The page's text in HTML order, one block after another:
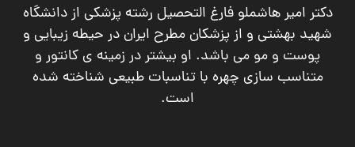
دکتر امیر هاشملو فارغ التحصیل رشته پزشکی از دانشگاه
شهید بهشتی و از پزشکان مطرح ایران در حیطه زیبایی و
پوست و مو می باشد. او بیشتر در زمینه ی کانتور و
متناسب سازی چهره با تناسبات طبیعی شناخته شده
است.